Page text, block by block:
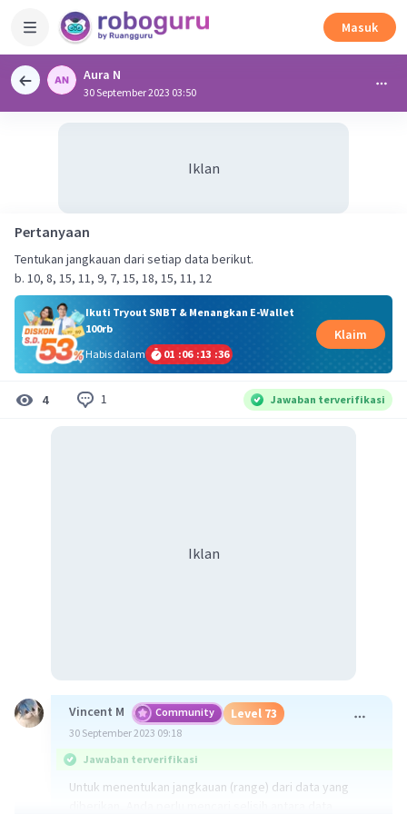
Masuk
Aura N
30 September 2023 03:50
Iklan
Pertanyaan
Tentukan jangkauan dari setiap data berikut.
b. 10, 8, 15, 11, 9, 7, 15, 18, 15, 11, 12
Ikuti Tryout SNBT & Menangkan E-Wallet
100rb
Habis dalam
01 :06 :13 :35
Klaim
4 1 Jawaban terverifikasi
Iklan
Vincent M Community Level 73
30 September 2023 09:18
Jawaban terverifikasi
Untuk menentukan jangkauan (range) dari data yang